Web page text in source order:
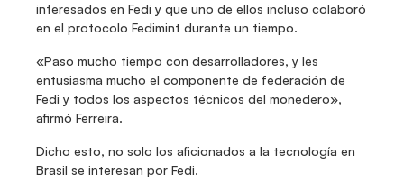
interesados en Fedi y que uno de ellos incluso colaboró
en el protocolo Fedimint durante un tiempo.
«Paso mucho tiempo con desarrolladores, y les
entusiasma mucho el componente de federación de
Fedi y todos los aspectos técnicos del monedero»,
afirmó Ferreira.
Dicho esto, no solo los aficionados a la tecnología en
Brasil se interesan por Fedi.